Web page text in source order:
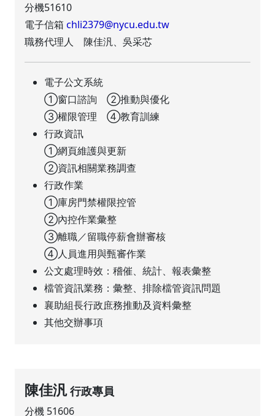
分機51610
電子信箱chli2379@nycu.edu.tw
職務代理人 陳佳汎、吳采芯
電子公文系統
①窗口諮詢 ②推動與優化
③權限管理 ④教育訓練
行政資訊
①網頁維護與更新
②資訊相關業務調查
行政作業
①庫房門禁權限控管
②內控作業彙整
③離職／留職停薪會辦審核
④人員進用與甄審作業
公文處理時效：稽催、統計、報表彙整
檔管資訊業務：彙整、排除檔管資訊問題
襄助組長行政庶務推動及資料彙整
其他交辦事項
陳佳汎行政專員
分機 51606